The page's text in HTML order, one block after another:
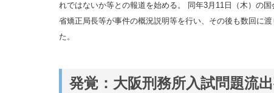
れではないか等との報道を始める。 同年3月11日（木）の
省矯正局長等が事件の概況説明等を行い、その後も数回に
た。
発覚：大阪刑務所入試問題流